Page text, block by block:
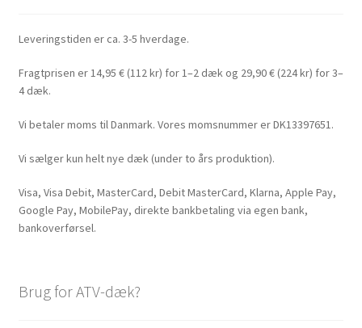
Leveringstiden er ca. 3-5 hverdage.
Fragtprisen er 14,95 € (112 kr) for 1–2 dæk og 29,90 € (224 kr) for 3–
4 dæk.
Vi betaler moms til Danmark. Vores momsnummer er DK13397651.
Vi sælger kun helt nye dæk (under to års produktion).
Visa, Visa Debit, MasterCard, Debit MasterCard, Klarna, Apple Pay,
Google Pay, MobilePay, direkte bankbetaling via egen bank,
bankoverførsel.
Brug for ATV-dæk?